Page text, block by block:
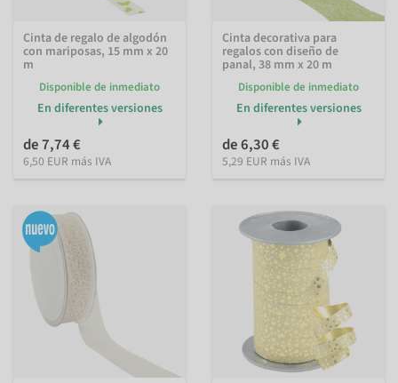
Cinta de regalo de algodón
con mariposas, 15 mm x 20
m
Disponible de inmediato
En diferentes versiones
de 7,74 €
6,50 EUR más IVA
Cinta decorativa para
regalos con diseño de
panal, 38 mm x 20 m
Disponible de inmediato
En diferentes versiones
de 6,30 €
5,29 EUR más IVA